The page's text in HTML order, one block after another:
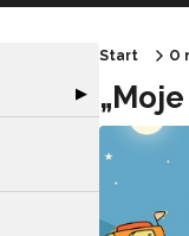
Rozwiń sekcję
▶
Start O